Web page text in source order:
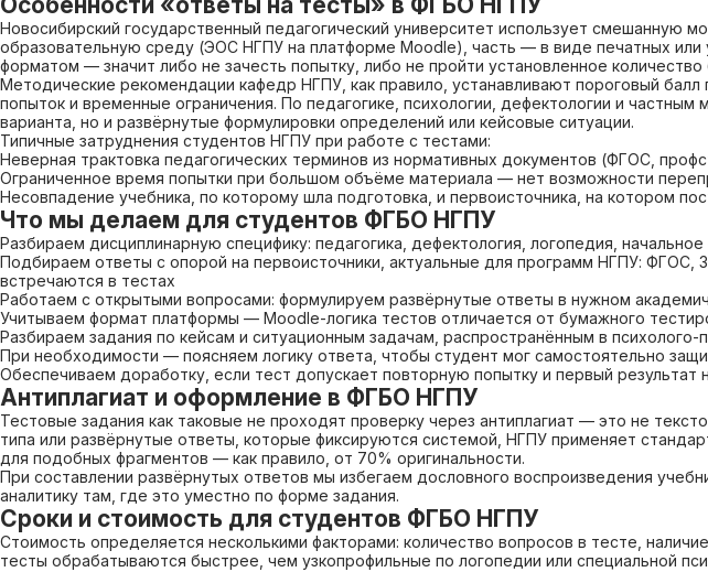
Новосибирский государственный педагогический университет использует смешанную
образовательную среду (ЭОС НГПУ на платформе Moodle), часть — в виде печатных или
форматом — значит либо не зачесть попытку, либо не пройти установленное количество
Методические рекомендации кафедр НГПУ, как правило, устанавливают пороговый
попыток и временные ограничения. По педагогике, психологии, дефектологии и
варианта, но и развёрнутые формулировки определений или кейсовые ситуации.
Типичные затруднения студентов НГПУ при работе с тестами:
Неверная трактовка педагогических терминов из нормативных документов (ФГОС,
Ограниченное время попытки при большом объёме материала — нет возможности
Несовпадение учебника, по которому шла подготовка, и первоисточника, на котором
Что мы делаем для студентов ФГБО НГПУ
Разбираем дисциплинарную специфику: педагогика, дефектология, логопедия,
Подбираем ответы с опорой на первоисточники, актуальные для программ НГПУ: ФГОС,
встречаются в тестах
Работаем с открытыми вопросами: формулируем развёрнутые ответы в нужном
Учитываем формат платформы — Moodle-логика тестов отличается от бумажного
Разбираем задания по кейсам и ситуационным задачам, распространённым в психолого-
При необходимости — поясняем логику ответа, чтобы студент мог самостоятельно
Обеспечиваем доработку, если тест допускает повторную попытку и первый результат
Антиплагиат и оформление в ФГБО НГПУ
Тестовые задания как таковые не проходят проверку через антиплагиат — это не
типа или развёрнутые ответы, которые фиксируются системой, НГПУ применяет
для подобных фрагментов — как правило, от 70% оригинальности.
При составлении развёрнутых ответов мы избегаем дословного воспроизведения
аналитику там, где это уместно по форме задания.
Сроки и стоимость для студентов ФГБО НГПУ
Стоимость определяется несколькими факторами: количество вопросов в тесте,
тесты обрабатываются быстрее, чем узкопрофильные по логопедии или специальной